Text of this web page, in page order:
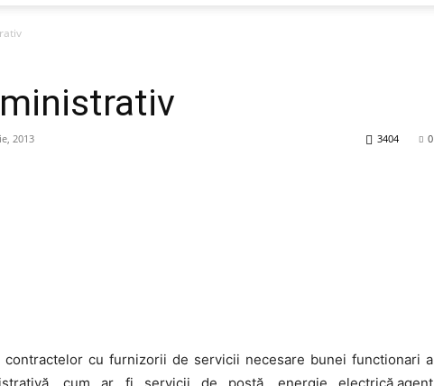
2013 0
3404
cu furnizorii de servicii necesare bunei functionari a